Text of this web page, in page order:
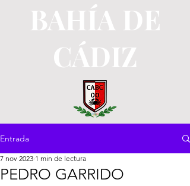
BAHÍA DE
CÁDIZ
Entrada
PEDRO GARRIDO
7 nov 2023 1 min de lectura